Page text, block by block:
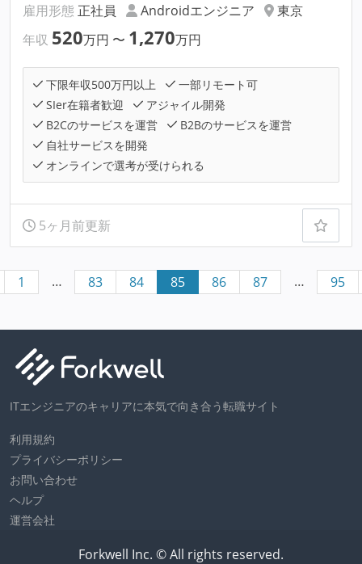
雇用形態 正社員 Androidエンジニア
東京
年収 520万円 〜 1,270万円
下限年収500万円以上
一部リモート可
SIer在籍者歓迎
アジャイル開発
B2Cのサービスを運営
B2Bのサービスを運営
自社サービスを開発
オンラインで選考が受けられる
5ヶ月前更新
1 … 83 84 85 86 87 … 95
ITエンジニアのキャリアに本気で向き合う転職サイト
利用規約
プライバシーポリシー
お問い合わせ
ヘルプ
運営会社
Forkwell Inc. © All rights reserved.